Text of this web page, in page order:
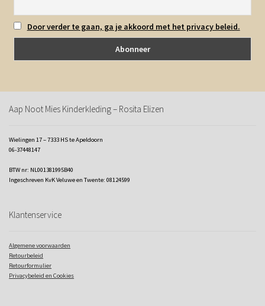
Door verder te gaan, ga je akkoord met het privacy beleid.
Aap Noot Mies Kinderkleding – Rosita Elizen
Wielingen 17 – 7333 HS te Apeldoorn
06-37448147
BTW nr: NL001381995B40
Ingeschreven KvK Veluwe en Twente: 08124599
Klantenservice
Algemene voorwaarden
Retourbeleid
Retourformulier
Privacybeleid en Cookies